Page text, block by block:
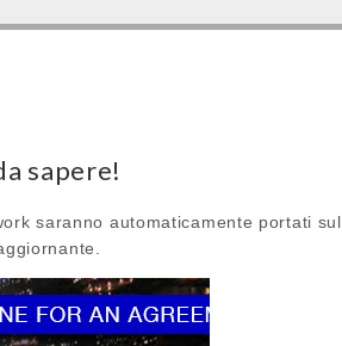
sapere!
saranno automaticamente portati sul